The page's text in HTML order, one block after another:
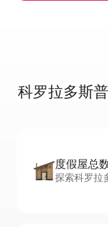
科罗拉多斯
度假屋总
探索科罗拉